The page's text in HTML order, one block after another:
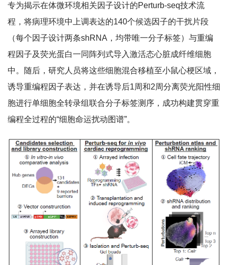
专为揭示在体微环境相关因子设计的Perturb-seq技术流
程，将病理环境中上调表达的140个候选因子的干扰片段
（每个因子设计两条shRNA，均带唯一分子标签）与重编
程因子及荧光蛋白一同阵列式导入激活态心脏成纤维细胞
中。随后，研究人员将这些细胞混合移植至小鼠心梗区域，
诱导重编程因子表达，并在诱导后1周和2周分离荧光阳性细
胞进行单细胞全转录组联合分子标签测序，成功构建贯穿重
编程全过程的“细胞命运扰动图谱”。